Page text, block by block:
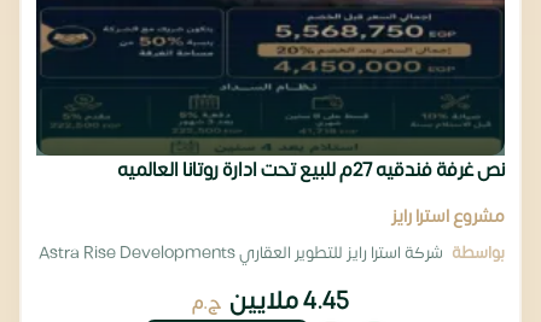
نص غرفة فندقيه 27م للبيع تحت ادارة روتانا العالميه
مشروع استرا رايز
بواسطة شركة استرا رايز للتطوير العقاري Astra Rise Developments
4.45 ملايين ج.م